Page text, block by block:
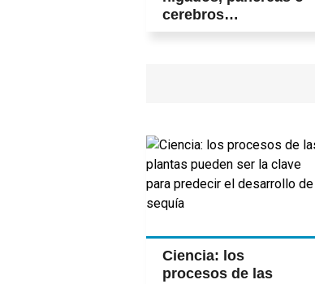
cerebros
milimétricos
Ciencia: los
procesos de las